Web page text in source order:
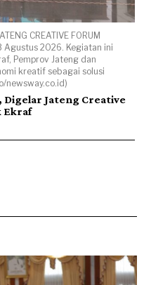
CREATIVE FORUM
2026. Kegiatan ini
Pemprov Jateng dan
kreatif sebagai solusi
newsway.co.id)
Digelar Jateng Creative
Ekraf